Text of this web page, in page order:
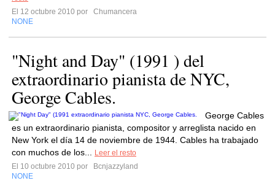
El 12 octubre 2010 por
Chumancera
NONE
"Night and Day" (1991 ) del
extraordinario pianista de NYC,
George Cables.
George Cables
es un extraordinario pianista, compositor y arreglista nacido en
New York el día 14 de noviembre de 1944. Cables ha trabajado
con muchos de los...
Leer el resto
El 10 octubre 2010 por
Bcnjazzyland
NONE